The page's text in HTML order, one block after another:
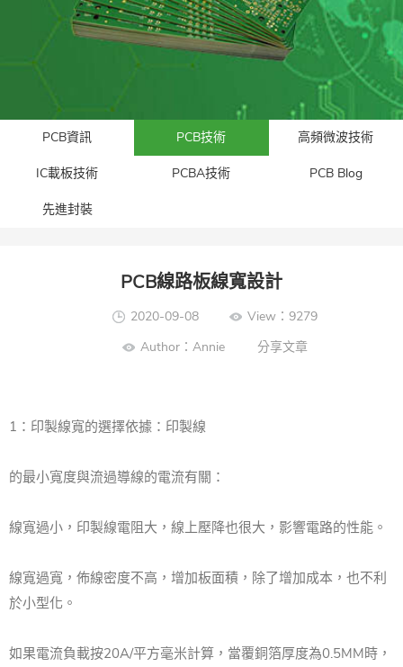
PCB資訊 PCB技術 高頻微波技術
IC載板技術 PCBA技術 PCB Blog
先進封裝​
PCB線路板線寬設計
2020-09-08
View：9279
Author：Annie 分享文章
1：印製線寬的選擇依據：印製線
的最小寬度與流過導線的電流有關：
線寬過小，印製線電阻大，線上壓降也很大，影響電路的性能。
線寬過寬，佈線密度不高，增加板面積，除了增加成本，也不利
於小型化。
如果電流負載按20A/平方毫米計算，當覆銅箔厚度為0.5MM時，